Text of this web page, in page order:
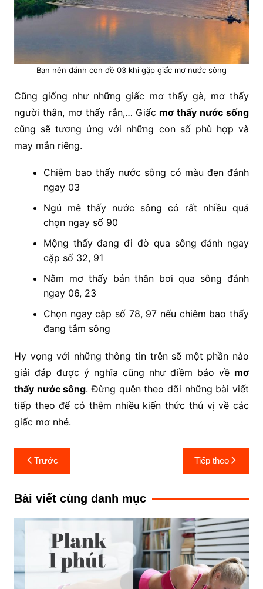
Bạn nên đánh con đề 03 khi gặp giấc mơ nước sông
Cũng giống như những giấc mơ thấy gà, mơ thấy
người thân, mơ thấy rắn,… Giấc mơ thấy nước sống
cũng sẽ tương ứng với những con số phù hợp và
may mắn riêng.
Chiêm bao thấy nước sông có màu đen đánh
ngay 03
Ngủ mê thấy nước sông có rất nhiều quá
chọn ngay số 90
Mộng thấy đang đi đò qua sông đánh ngay
cặp số 32, 91
Nằm mơ thấy bản thân bơi qua sông đánh
ngay 06, 23
Chọn ngay cặp số 78, 97 nếu chiêm bao thấy
đang tắm sông
Hy vọng với những thông tin trên sẽ một phần nào
giải đáp được ý nghĩa cũng như điềm báo về mơ
thấy nước sông. Đừng quên theo dõi những bài viết
tiếp theo để có thêm nhiều kiến thức thú vị về các
giấc mơ nhé.
Điều
hướng
bài
Trước Tiếp theo
Bài viết cùng danh mục